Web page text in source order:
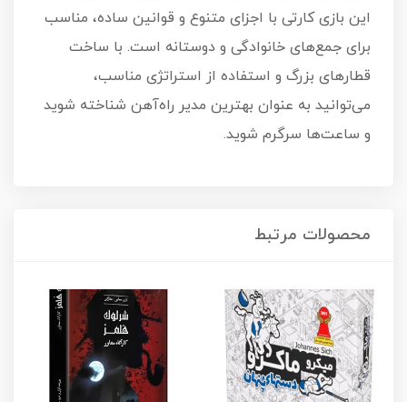
این بازی کارتی با اجزای متنوع و قوانین ساده، مناسب
برای جمع‌های خانوادگی و دوستانه است. با ساخت
قطارهای بزرگ و استفاده از استراتژی مناسب،
می‌توانید به عنوان بهترین مدیر راه‌آهن شناخته شوید
و ساعت‌ها سرگرم شوید.
محصولات مرتبط